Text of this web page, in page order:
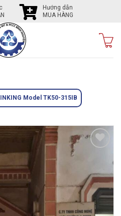
Hướng dẫn
MUA HÀNG
Model TK50-315IB
Tôi
thích
sản
phẩm
này